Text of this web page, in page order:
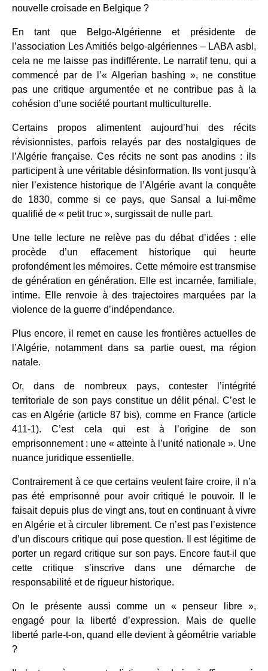
nouvelle croisade en Belgique ?
En tant que Belgo-Algérienne et présidente de
l’association Les Amitiés belgo-algériennes – LABA asbl,
cela ne me laisse pas indifférente. Le narratif tenu, qui a
commencé par de l’« Algerian bashing », ne constitue
pas une critique argumentée et ne contribue pas à la
cohésion d’une société pourtant multiculturelle.
Certains propos alimentent aujourd’hui des récits
révisionnistes, parfois relayés par des nostalgiques de
l’Algérie française. Ces récits ne sont pas anodins : ils
participent à une véritable désinformation. Ils vont jusqu’à
nier l’existence historique de l’Algérie avant la conquête
de 1830, comme si ce pays, que Sansal a lui-même
qualifié de « petit truc », surgissait de nulle part.
Une telle lecture ne relève pas du débat d’idées : elle
procède d’un effacement historique qui heurte
profondément les mémoires. Cette mémoire est transmise
de génération en génération. Elle est incarnée, familiale,
intime. Elle renvoie à des trajectoires marquées par la
violence de la guerre d’indépendance.
Plus encore, il remet en cause les frontières actuelles de
l’Algérie, notamment dans sa partie ouest, ma région
natale.
Or, dans de nombreux pays, contester l’intégrité
territoriale de son pays constitue un délit pénal. C’est le
cas en Algérie (article 87 bis), comme en France (article
411-1). C’est cela qui est à l’origine de son
emprisonnement : une « atteinte à l’unité nationale ». Une
nuance juridique essentielle.
Contrairement à ce que certains veulent faire croire, il n’a
pas été emprisonné pour avoir critiqué le pouvoir. Il le
faisait depuis plus de vingt ans, tout en continuant à vivre
en Algérie et à circuler librement. Ce n’est pas l’existence
d’un discours critique qui pose question. Il est légitime de
porter un regard critique sur son pays. Encore faut-il que
cette critique s’inscrive dans une démarche de
responsabilité et de rigueur historique.
On le présente aussi comme un « penseur libre »,
engagé pour la liberté d’expression. Mais de quelle
liberté parle-t-on, quand elle devient à géométrie variable
?